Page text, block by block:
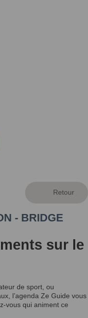
- BRIDGE
sur le
de sport, ou
l’agenda Ze Guide vous
vous qui animent ce